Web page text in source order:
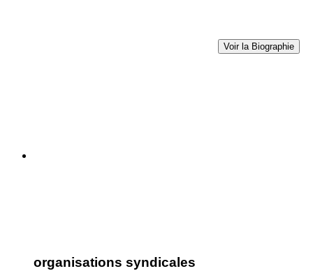
Voir la Biographie
organisations syndicales